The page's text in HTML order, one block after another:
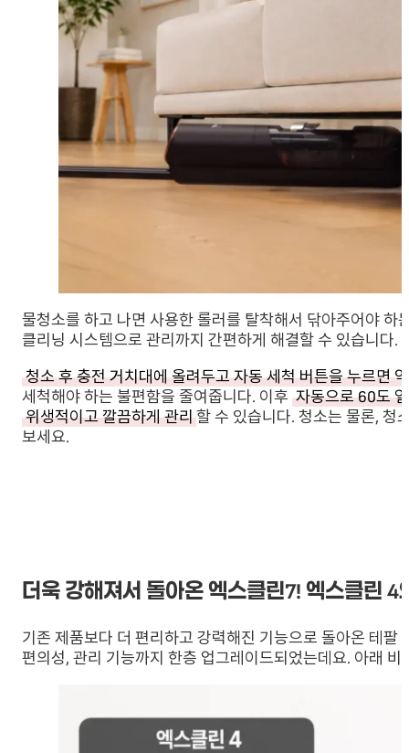
물청소를 하고 나면 사용한 롤러를 탈착해서 닦아주어야 하
클리닝 시스템으로 관리까지 간편하게 해결할 수 있습니다.
청소 후 충전 거치대에 올려두고 자동 세척 버튼을 누르면
세척해야 하는 불편함을 줄여줍니다. 이후 자동으로 60도
위생적이고 깔끔하게 관리할 수 있습니다. 청소는 물론, 청
보세요.
더욱 강해져서 돌아온 엑스클린7! 엑스클린 4
기존 제품보다 더 편리하고 강력해진 기능으로 돌아온 테팔
편의성, 관리 기능까지 한층 업그레이드되었는데요. 아래 비